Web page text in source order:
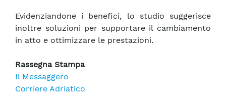
Evidenziandone i benefici, lo studio suggerisce
inoltre soluzioni per supportare il cambiamento
in atto e ottimizzare le prestazioni.
Rassegna Stampa
Il Messaggero
Corriere Adriatico